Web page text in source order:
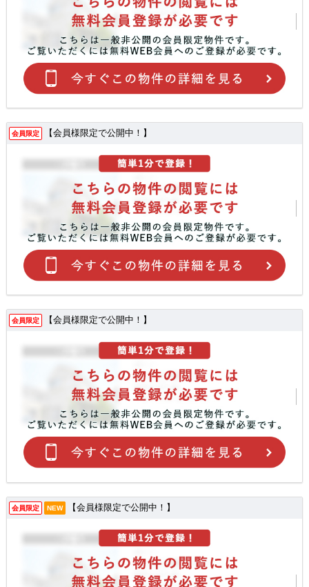
会員限定 【会員様限定で公開中！】
会員限定 【会員様限定で公開中！】
会員限定 NEW 【会員様限定で公開中！】